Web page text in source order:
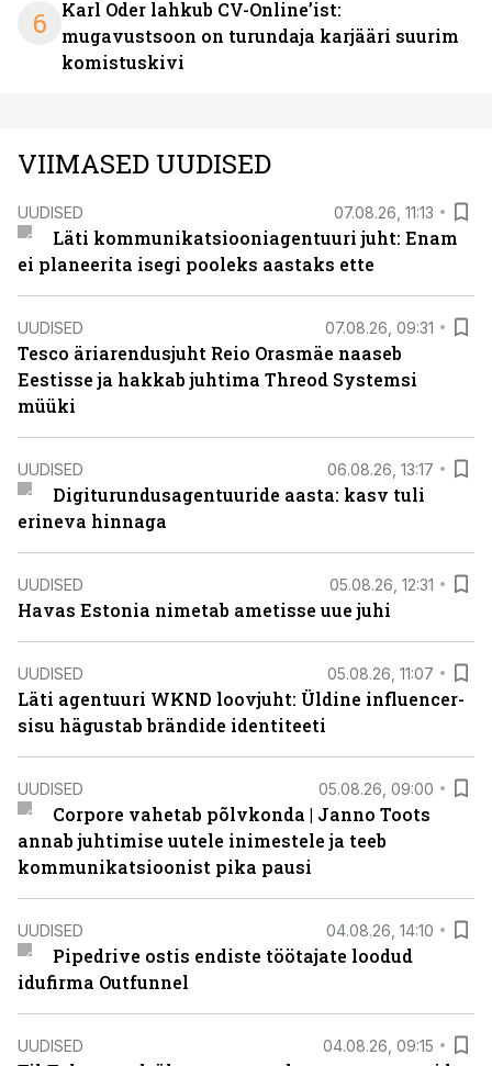
6
Karl Oder lahkub CV-Online’ist:
mugavustsoon on turundaja karjääri suurim
komistuskivi
VIIMASED UUDISED
UUDISED 07.08.26, 11:13
Läti kommunikatsiooniagentuuri juht: Enam
ei planeerita isegi pooleks aastaks ette
UUDISED 07.08.26, 09:31
Tesco äriarendusjuht Reio Orasmäe naaseb
Eestisse ja hakkab juhtima Threod Systemsi
müüki
UUDISED 06.08.26, 13:17
Digiturundusagentuuride aasta: kasv tuli
erineva hinnaga
UUDISED 05.08.26, 12:31
Havas Estonia nimetab ametisse uue juhi
UUDISED 05.08.26, 11:07
Läti agentuuri WKND loovjuht: Üldine influencer-
sisu hägustab brändide identiteeti
UUDISED 05.08.26, 09:00
Corpore vahetab põlvkonda | Janno Toots
annab juhtimise uutele inimestele ja teeb
kommunikatsioonist pika pausi
UUDISED 04.08.26, 14:10
Pipedrive ostis endiste töötajate loodud
idufirma Outfunnel
UUDISED 04.08.26, 09:15